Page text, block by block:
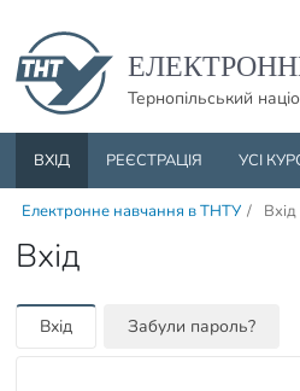
Тернопільський
ВХІД РЕЄСТРАЦІЯ УСІ
Електронне навчання в ТНТУ / Вхід
Вхід
Вхід Забули пароль?